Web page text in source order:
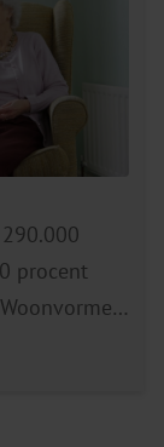
procent